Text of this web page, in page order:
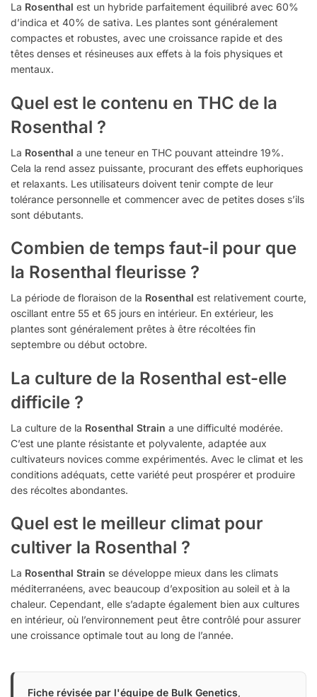
La Rosenthal est un hybride parfaitement équilibré avec 60%
d’indica et 40% de sativa. Les plantes sont généralement
compactes et robustes, avec une croissance rapide et des
têtes denses et résineuses aux effets à la fois physiques et
mentaux.
Quel est le contenu en THC de la
Rosenthal ?
La Rosenthal a une teneur en THC pouvant atteindre 19%.
Cela la rend assez puissante, procurant des effets euphoriques
et relaxants. Les utilisateurs doivent tenir compte de leur
tolérance personnelle et commencer avec de petites doses s’ils
sont débutants.
Combien de temps faut-il pour que
la Rosenthal fleurisse ?
La période de floraison de la Rosenthal est relativement courte,
oscillant entre 55 et 65 jours en intérieur. En extérieur, les
plantes sont généralement prêtes à être récoltées fin
septembre ou début octobre.
La culture de la Rosenthal est-elle
difficile ?
La culture de la Rosenthal Strain a une difficulté modérée.
C’est une plante résistante et polyvalente, adaptée aux
cultivateurs novices comme expérimentés. Avec le climat et les
conditions adéquats, cette variété peut prospérer et produire
des récoltes abondantes.
Quel est le meilleur climat pour
cultiver la Rosenthal ?
La Rosenthal Strain se développe mieux dans les climats
méditerranéens, avec beaucoup d’exposition au soleil et à la
chaleur. Cependant, elle s’adapte également bien aux cultures
en intérieur, où l’environnement peut être contrôlé pour assurer
une croissance optimale tout au long de l’année.
Fiche révisée par l'équipe de Bulk Genetics,